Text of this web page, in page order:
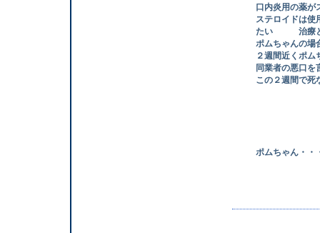
口内炎用の薬がス
ステロイドは使
たい 治療として
ポムちゃんの場
２週間近くポム
同業者の悪口を
この２週間で死
ポムちゃん・・・